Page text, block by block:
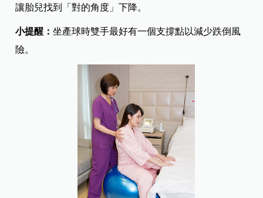
讓胎兒找到「對的角度」下降。
小提醒：坐產球時雙手最好有一個支撐點以減少跌倒風
險。